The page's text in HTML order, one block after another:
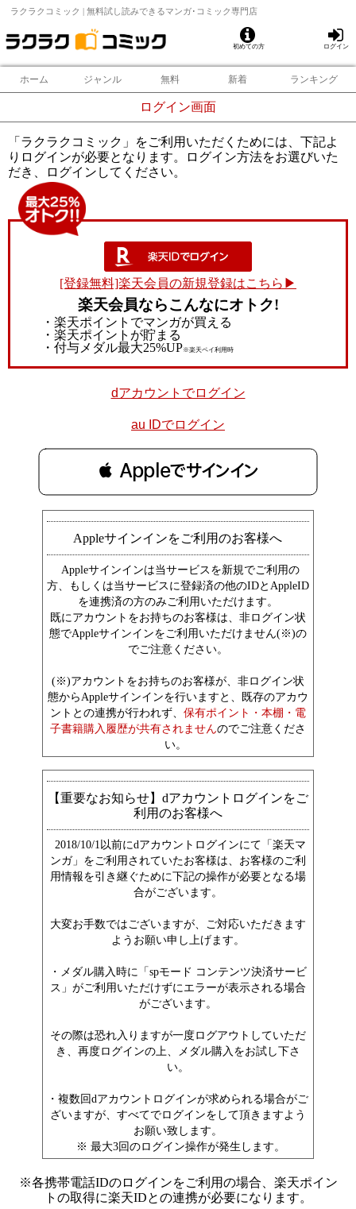
ラクラクコミック | 無料試し読みできるマンガ･コミック専門店
初めての方 ログイン
ホーム ジャンル 無料 新着 ランキング
ログイン画面
「ラクラクコミック」をご利用いただくためには、下記よ
りログインが必要となります。ログイン方法をお選びいた
だき、ログインしてください。
[登録無料]楽天会員の新規登録はこちら▶
楽天会員ならこんなにオトク!
・楽天ポイントでマンガが買える
・楽天ポイントが貯まる
・付与メダル最大25%UP※楽天ペイ利用時
dアカウントでログイン
au IDでログイン
 Appleでサインイン
Appleサインインをご利用のお客様へ
Appleサインインは当サービスを新規でご利用の
方、もしくは当サービスに登録済の他のIDとAppleID
を連携済の方のみご利用いただけます。
既にアカウントをお持ちのお客様は、非ログイン状
態でAppleサインインをご利用いただけません(※)の
でご注意ください。
(※)アカウントをお持ちのお客様が、非ログイン状
態からAppleサインインを行いますと、既存のアカウ
ントとの連携が行われず、 保有ポイント・本棚・電
子書籍購入履歴が共有されませんのでご注意くださ
い。
【重要なお知らせ】dアカウントログインをご
利用のお客様へ
2018/10/1以前にdアカウントログインにて「楽天マ
ンガ」をご利用されていたお客様は、お客様のご利
用情報を引き継ぐために下記の操作が必要となる場
合がございます。
大変お手数ではございますが、ご対応いただきます
ようお願い申し上げます。
・メダル購入時に「spモード コンテンツ決済サービ
ス」がご利用いただけずにエラーが表示される場合
がございます。
その際は恐れ入りますが一度ログアウトしていただ
き、再度ログインの上、メダル購入をお試し下さ
い。
・複数回dアカウントログインが求められる場合がご
ざいますが、すべてでログインをして頂きますよう
お願い致します。
※ 最大3回のログイン操作が発生します。
※各携帯電話IDのログインをご利用の場合、楽天ポイン
トの取得に楽天IDとの連携が必要になります。